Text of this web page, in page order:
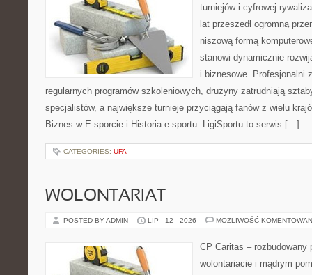
turniejów i cyfrowej
lat przeszedł ogromną
niszową formą
stanowi dynamicznie
i biznesowe. Profesjonalni
regularnych programów szkoleniowych, drużyny zatrudniają
specjalistów, a największe turnieje przyciągają fanów z wielu
Biznes w E-sporcie i Historia e-sportu. LigiSportu to serwis […]
CATEGORIES: UFA
WOLONTARIAT
POSTED BY ADMIN LIP - 12 - 2026 MOŻLIWOŚĆ
CP Caritas – rozbudowany
wolontariacie i mądrym